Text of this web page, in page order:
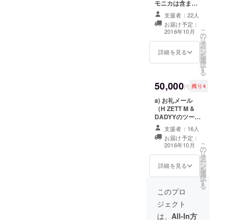
=-=-=-=-
=-=-=-
授業を
受ける
ならス
タンド
にス
て、外
けると
きはイ
ヤホン
を付け
て楽し
めま
す！ ス
は短い
パーツ
込むだ
けで簡
単に組
み立て
ト(A5サ
50頁) d)
マン
ホール
キーホ
ルダー
(真鍮製)
Teeシャ
ツ f)
ケース
付きイ
ヤホン
g) モバ
イルス
タンド
h) 特製
鍵盤
ハーモ
ODION
ケース
付き -=-
モニカは含まれ
ていません。 a)
お礼メール（H
ZETT M &
DADYYのツー
ショット写真
データ付き） b)
五線譜+落書き
ノート(A5サイ
ズ、50頁) d) マ
ンホールキーホ
ルダー e) オリジ
ナルTeeシャツ f)
ケース付きイヤ
ホン g) モバイル
スタンド i)
GLORY最終話に
①「H ZETT Mと
出演」 or ②「世
界で1枚だけの
書」 -=-=-=-=-=-
=-=-=-=-=-=-=-=-
支援者：22人
お届け予定：
2016年10月
詳細を見る
こ
の
リ
タ
ー
ン
を
選
択
す
る
50,000円 残り4
a) お礼メール
（H ZETT M &
DADYYのツー
ショット写真
データ付き） b)
シートステッ
カー(A4サイ
ズ、1シート) c)
五線譜+落書き
ンホールキーホ
ルダー e) オリジ
ナルTeeシャツ f)
ケース付きイヤ
支援者：16人
お届け予定：
2016年10月
詳細を見る
こ
の
リ
タ
ー
ン
を
選
択
す
る
このプロ
ジェクト
は、 All-In方